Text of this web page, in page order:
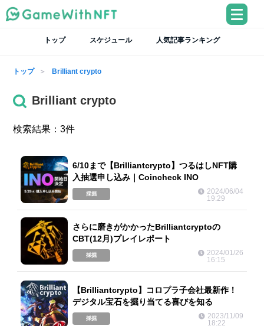
トップ スケジュール 人気記事ランキング
トップ Brilliant crypto
Brilliant crypto
検索結果：3件
6/10まで【Brilliantcrypto】つるはしNFT購
入抽選申し込み｜Coincheck INO
採掘
2024/06/04
19:29
さらに磨きがかかったBrilliantcryptoの
CBT(12月)プレイレポート
採掘
2024/01/26
16:15
【Brilliantcrypto】コロプラ子会社最新作！
デジタル宝石を掘り当てる喜びを知る
採掘
2023/11/09
18:22